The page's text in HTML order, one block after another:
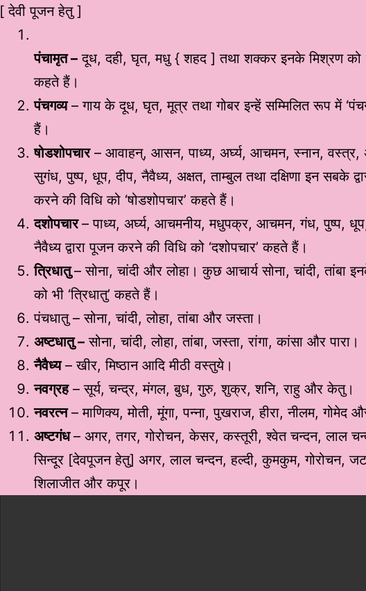
[ देवी पूजन हेतु ]
पंचामृत – दूध, दही, घृत, मधु { शहद ] तथा शक्कर इनके मिश्रण को
कहते हैं।
पंचगव्य– गाय के दूध, घृत, मूत्र तथा गोबर इन्हें सम्मिलित रूप में
हैं।
षोडशोपचार– आवाहन्, आसन, पाध्य, अर्घ्य, आचमन, स्नान, वस्त्र,
सुगंध, पुष्प, धूप, दीप, नैवैध्य, अक्षत, ताम्बुल तथा दक्षिणा इन सबके
करने की विधि को ‘षोडशोपचार’ कहते हैं।
दशोपचार– पाध्य, अर्घ्य, आचमनीय, मधुपक्र, आचमन, गंध, पुष्प,
नैवैध्य द्वारा पूजन करने की विधि को ‘दशोपचार’ कहते हैं।
त्रिधातु– सोना, चांदी और लोहा। कुछ आचार्य सोना, चांदी, तांबा
को भी ‘त्रिधातु’ कहते हैं।
पंचधातु – सोना, चांदी, लोहा, तांबा और जस्ता।
अष्टधातु – सोना, चांदी, लोहा, तांबा, जस्ता, रांगा, कांसा और पारा।
नैवैध्य– खीर, मिष्ठान आदि मीठी वस्तुये।
नवग्रह– सूर्य, चन्द्र, मंगल, बुध, गुरु, शुक्र, शनि, राहु और केतु।
नवरत्न– माणिक्य, मोती, मूंगा, पन्ना, पुखराज, हीरा, नीलम, गोमेद
अष्टगंध– अगर, तगर, गोरोचन, केसर, कस्तूरी, श्वेत चन्दन, लाल
सिन्दूर [देवपूजन हेतु] अगर, लाल चन्दन, हल्दी, कुमकुम, गोरोचन,
शिलाजीत और कपूर।